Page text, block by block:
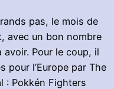
pas, le mois de
avec un bon nombre
avoir. Pour le coup, il
pour l’Europe par The
: Pokkén Fighters